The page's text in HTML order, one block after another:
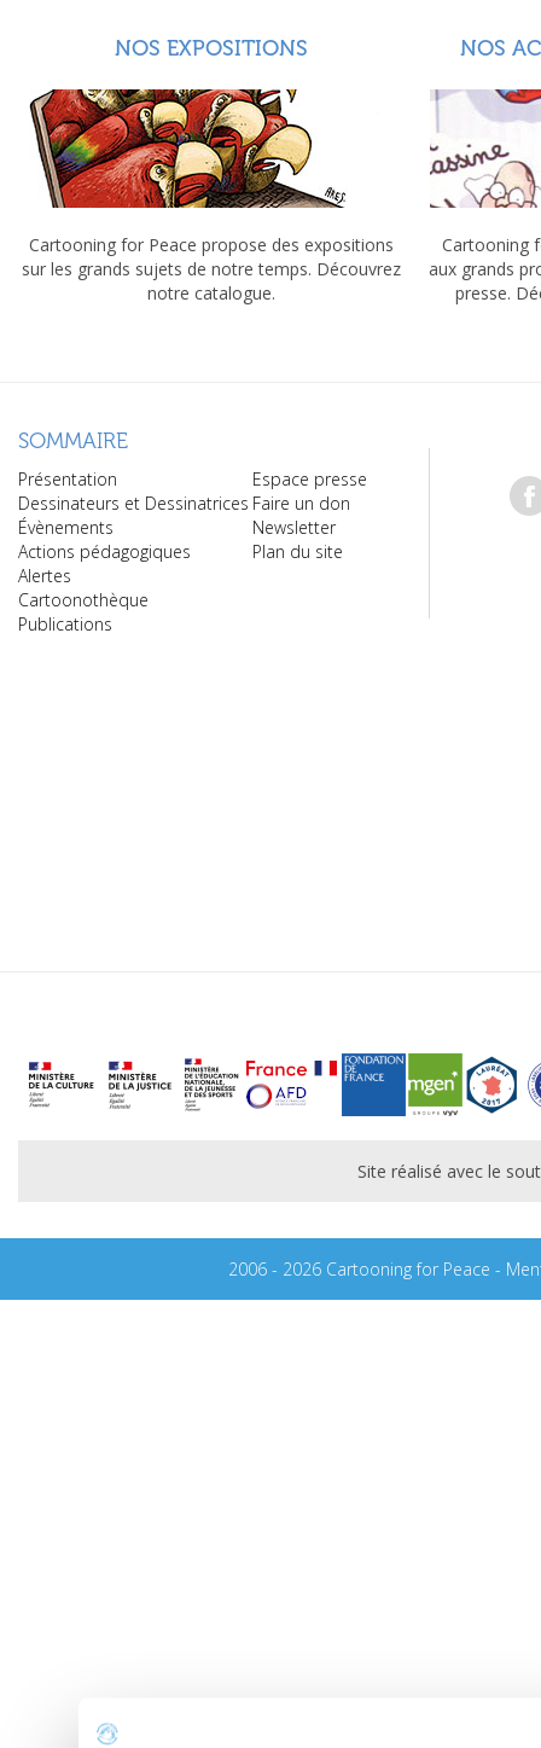
NOS EXPOSITIONS
Cartooning for Peace propose des expositions
sur les grands sujets de notre temps. Découvrez
notre catalogue.
NOS
Cartooning
aux grands
presse.
SOMMAIRE
Présentation
Dessinateurs et Dessinatrices
Évènements
Actions pédagogiques
Alertes
Cartoonothèque
Publications
Espace presse
Faire un don
Newsletter
Plan du site
Site réalisé avec le
2006 - 2026 Cartooning for Peace -